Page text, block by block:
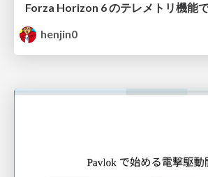
henjin0